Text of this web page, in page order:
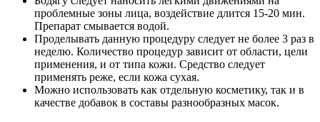
проблемные зоны лица, воздействие длится 15-20 мин.
Препарат смывается водой.
Проделывать данную процедуру следует не более 3 раз в
неделю. Количество процедур зависит от области, цели
применения, и от типа кожи. Средство следует
применять реже, если кожа сухая.
Можно использовать как отдельную косметику, так и в
качестве добавок в составы разнообразных масок.